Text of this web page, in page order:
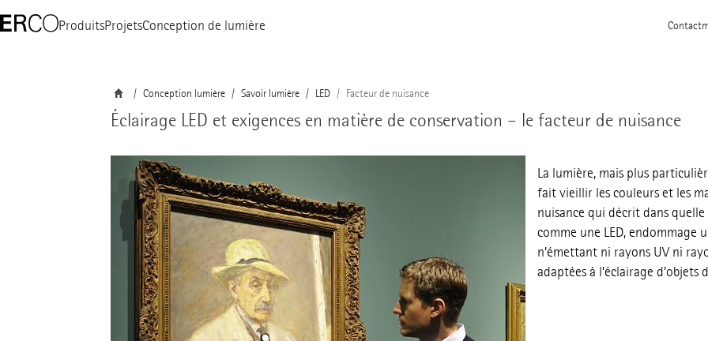
ProduitsProjetsConception de lumière Contact
Conception lumière Savoir lumière LED Facteur de nuisance
Éclairage LED et exigences en matière de conservation – le facteur de nuisance
La lumière, mais plus
fait vieillir les couleurs et les
nuisance qui décrit dans quelle
comme une LED, endommage
n’émettant ni rayons UV ni
adaptées à l’éclairage d’objets